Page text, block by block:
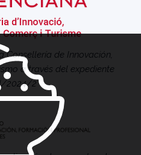
Consellería de Innovación,
a través del expediente
2024/2”